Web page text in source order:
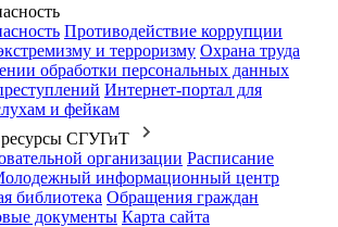
Противодействие коррупции
и терроризму Охрана труда
обработки персональных данных
Интернет-портал для
и фейкам
СГУГиТ
организации Расписание
информационный центр
библиотека Обращения граждан
документы Карта сайта